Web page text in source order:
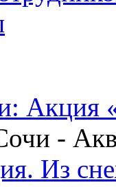
Акция
-
Из